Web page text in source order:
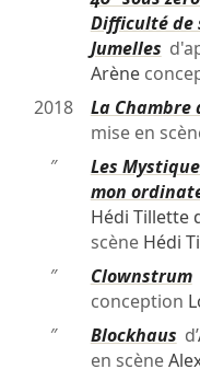
Difficulté de
Jumelles
Arène
2018
La Chambre
mise en
″
Les
mon
Hédi Tillette
scène Hédi
″
Clownstrum
conception
″
Blockhaus d’
en scène